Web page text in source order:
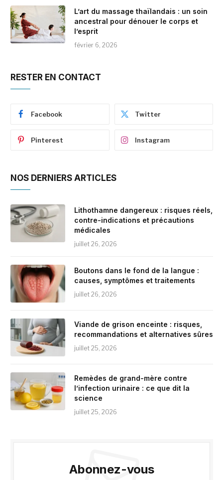
L’art du massage thaïlandais : un soin
ancestral pour dénouer le corps et
l’esprit
février 6, 2026
RESTER EN CONTACT
Facebook Twitter
Pinterest Instagram
NOS DERNIERS ARTICLES
Lithothamne dangereux : risques réels,
contre-indications et précautions
médicales
juillet 26, 2026
Boutons dans le fond de la langue :
causes, symptômes et traitements
juillet 26, 2026
Viande de grison enceinte : risques,
recommandations et alternatives sûres
juillet 25, 2026
Remèdes de grand-mère contre
l’infection urinaire : ce que dit la
science
juillet 25, 2026
Abonnez-vous